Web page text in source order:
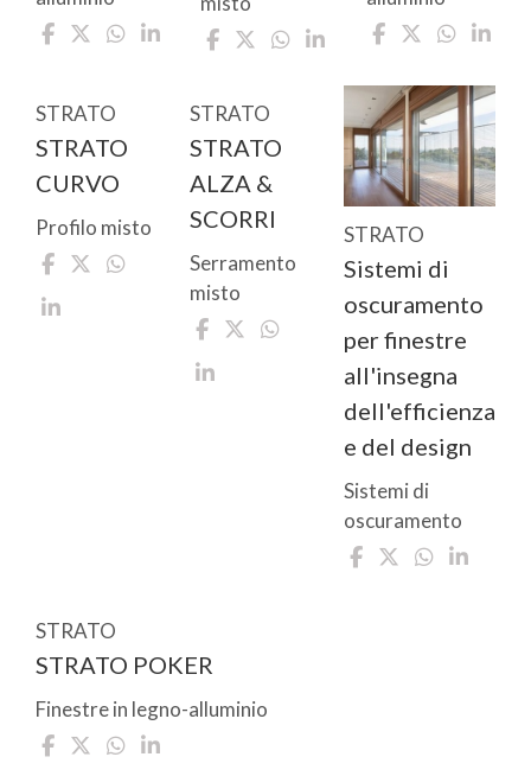
STRATO
STRATO
CURVO
Profilo misto
STRATO
STRATO
ALZA &
SCORRI
Serramento
misto
STRATO
Sistemi di
oscuramento
per finestre
all'insegna
dell'efficienza
e del design
Sistemi di
oscuramento
STRATO
STRATO POKER
Finestre in legno-alluminio